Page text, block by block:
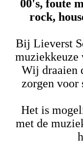
00's, foute
rock,
Bij Lieverst
muziekkeuze
Wij draaien
zorgen voor
Het is
met de